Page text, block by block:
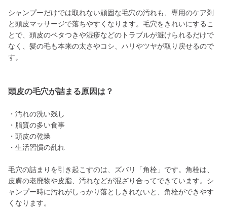
シャンプーだけでは取れない頑固な毛穴の汚れも、専用のケア剤
と頭皮マッサージで落ちやすくなります。毛穴をきれいにするこ
とで、頭皮のベタつきや湿疹などのトラブルが避けられるだけで
なく、髪の毛も本来の太さやコシ、ハリやツヤが取り戻せるので
す。
頭皮の毛穴が詰まる原因は？
・汚れの洗い残し
・脂質の多い食事
・頭皮の乾燥
・生活習慣の乱れ
毛穴の詰まりを引き起こすのは、ズバリ「角栓」です。角栓は、
皮膚の老廃物や皮脂、汚れなどが混ざり合ってできています。シ
ャンプー時に汚れがしっかり落としきれないと、角栓ができやす
くなります。